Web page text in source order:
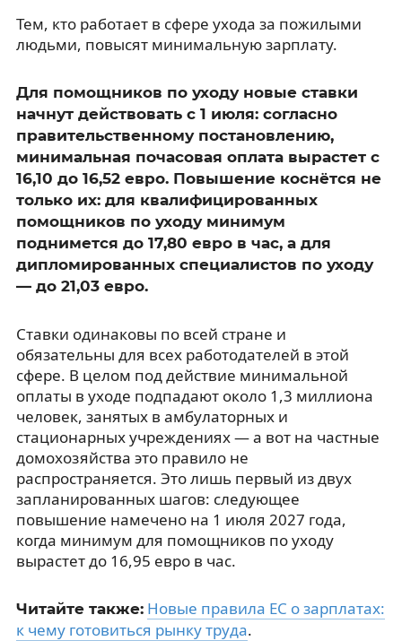
Тем, кто работает в сфере ухода за пожилыми
людьми, повысят минимальную зарплату.
Для помощников по уходу новые ставки
начнут действовать с 1 июля: согласно
правительственному постановлению,
минимальная почасовая оплата вырастет с
16,10 до 16,52 евро. Повышение коснётся не
только их: для квалифицированных
помощников по уходу минимум
поднимется до 17,80 евро в час, а для
дипломированных специалистов по уходу
— до 21,03 евро.
Ставки одинаковы по всей стране и
обязательны для всех работодателей в этой
сфере. В целом под действие минимальной
оплаты в уходе подпадают около 1,3 миллиона
человек, занятых в амбулаторных и
стационарных учреждениях — а вот на частные
домохозяйства это правило не
распространяется. Это лишь первый из двух
запланированных шагов: следующее
повышение намечено на 1 июля 2027 года,
когда минимум для помощников по уходу
вырастет до 16,95 евро в час.
Читайте также: Новые правила ЕС о зарплатах:
к чему готовиться рынку труда.